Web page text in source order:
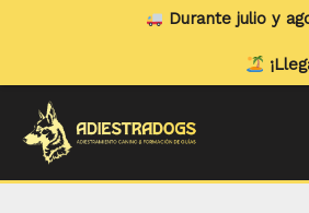
Durante julio y agosto: